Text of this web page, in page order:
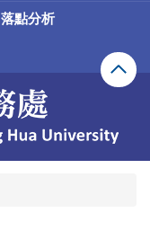
落點分析